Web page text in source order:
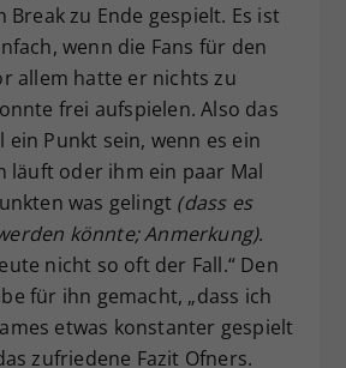
Break zu Ende gespielt. Es ist
wenn die Fans für den
allem hatte er nichts zu
frei aufspielen. Also das
ein Punkt sein, wenn es ein
läuft oder ihm ein paar Mal
was gelingt (dass es
könnte; Anmerkung).
nicht so oft der Fall.“ Den
für ihn gemacht, „dass ich
etwas konstanter gespielt
zufriedene Fazit Ofners.